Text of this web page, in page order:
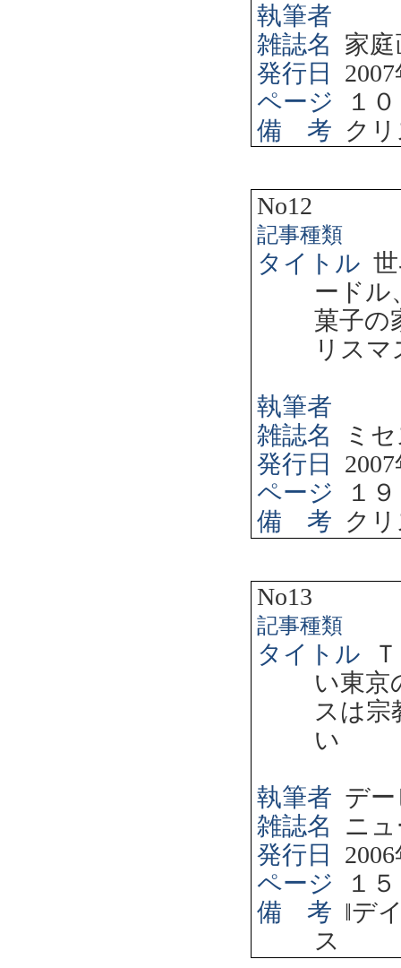
執筆者
雑誌名
家庭
発行日
2007
ページ
１
備 考 ク
No12
記事種類
タイトル
ードル
菓子の
リスマ
執筆者
雑誌名
ミ
発行日
2007
ページ
１
備 考 ク
No13
記事種類
タイトル
い東
スは宗
い
執筆者 デ
雑誌名
ニ
発行日
2006
ページ
１５
備 考 ‖デ
ス